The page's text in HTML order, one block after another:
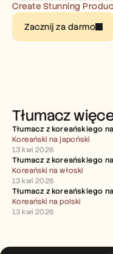
Create Stunning
Zacznij za darmo
Tłumacz
Tłumacz z koreańskiego
Koreański na japoński
13 kwi 2026
Tłumacz z koreańskiego
Koreański na włoski
13 kwi 2026
Tłumacz z koreańskiego
Koreański na polski
13 kwi 2026
Careers